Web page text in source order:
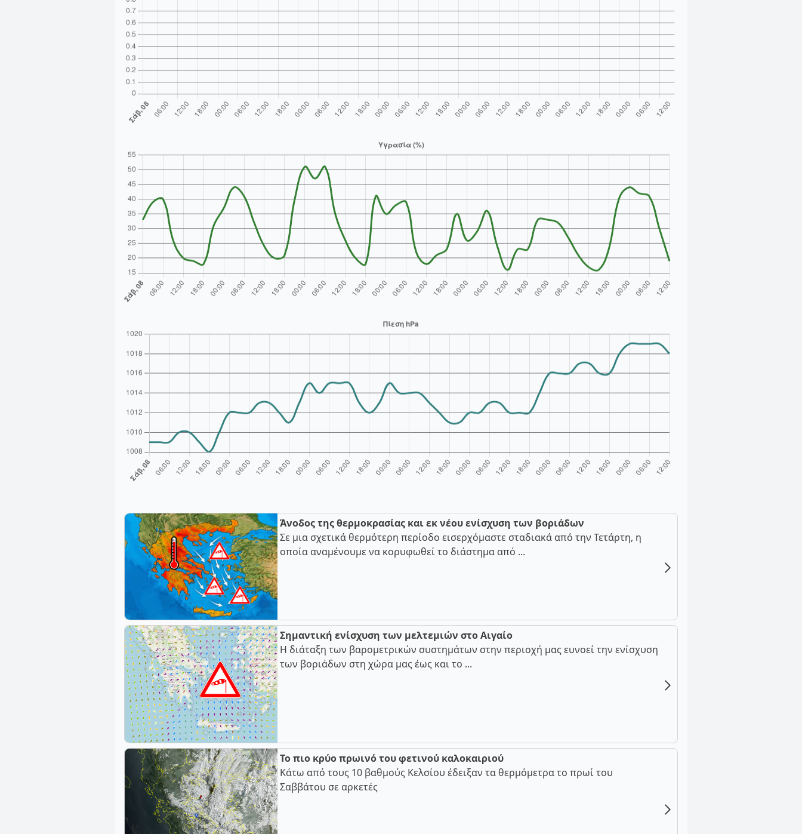
Άνοδος της θερμοκρασίας και εκ νέου ενίσχυση των βοριάδων
Σε μια σχετικά θερμότερη περίοδο εισερχόμαστε σταδιακά από την Τετάρτη, η
οποία αναμένουμε να κορυφωθεί το διάστημα από ...
Σημαντική ενίσχυση των μελτεμιών στο Αιγαίο
Η διάταξη των βαρομετρικών συστημάτων στην περιοχή μας ευνοεί την ενίσχυση
των βοριάδων στη χώρα μας έως και το ...
Το πιο κρύο πρωινό του φετινού καλοκαιριού
Κάτω από τους 10 βαθμούς Κελσίου έδειξαν τα θερμόμετρα το πρωί του
Σαββάτου σε αρκετές